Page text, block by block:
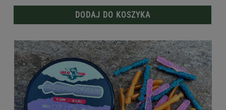
DODAJ DO KOSZYKA